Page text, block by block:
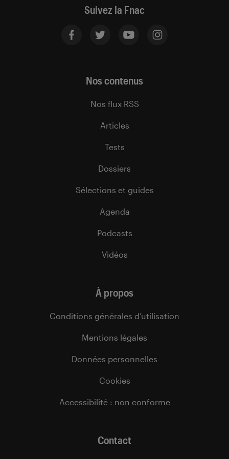
Suivez la Fnac
Nos contenus
Nos flux RSS
Articles
Tests
Dossiers
Sélections et guides
Agenda
Podcasts
Vidéos
À propos
Conditions générales d’utilisation
Mentions légales
Données personnelles
Cookies
Accessibilité : non conforme
Contact